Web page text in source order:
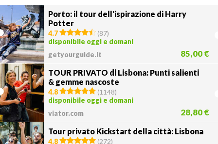
Porto: il tour dell'ispirazione di Harry
Potter
4.7 (87)
disponibile oggi e domani
getyourguide.it
85,00 €
TOUR PRIVATO di Lisbona: Punti salienti
& gemme nascoste
4.8 (1148)
disponibile oggi e domani
viator.com
28,80 €
Tour privato Kickstart della città: Lisbona
4.8 (272)